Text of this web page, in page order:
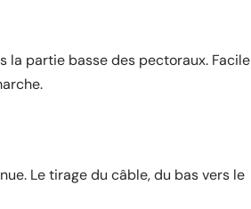
la partie basse des pectoraux. Facile
Le tirage du câble, du bas vers le